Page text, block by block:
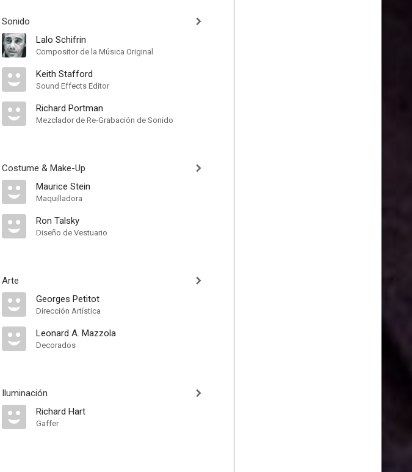
Sonido
Lalo Schifrin
Compositor de la Música Original
Keith Stafford
Sound Effects Editor
Richard Portman
Mezclador de Re-Grabación de Sonido
Costume & Make-Up
Maurice Stein
Maquilladora
Ron Talsky
Diseño de Vestuario
Arte
Georges Petitot
Dirección Artística
Leonard A. Mazzola
Decorados
Iluminación
Richard Hart
Gaffer